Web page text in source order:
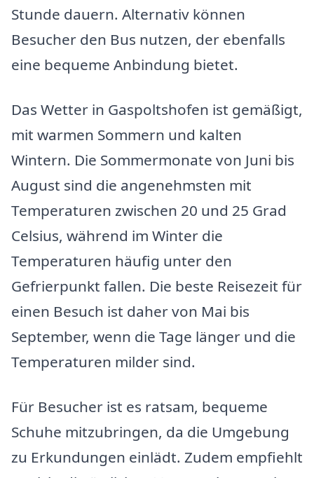
Stunde dauern. Alternativ können
Besucher den Bus nutzen, der ebenfalls
eine bequeme Anbindung bietet.
Das Wetter in Gaspoltshofen ist gemäßigt,
mit warmen Sommern und kalten
Wintern. Die Sommermonate von Juni bis
August sind die angenehmsten mit
Temperaturen zwischen 20 und 25 Grad
Celsius, während im Winter die
Temperaturen häufig unter den
Gefrierpunkt fallen. Die beste Reisezeit für
einen Besuch ist daher von Mai bis
September, wenn die Tage länger und die
Temperaturen milder sind.
Für Besucher ist es ratsam, bequeme
Schuhe mitzubringen, da die Umgebung
zu Erkundungen einlädt. Zudem empfiehlt